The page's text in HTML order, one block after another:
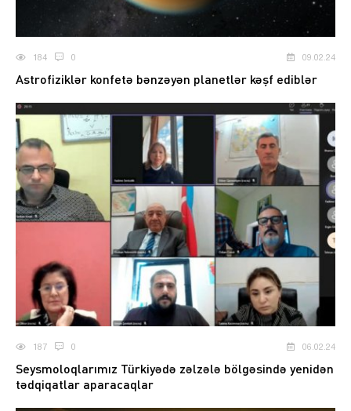
184 0 09.02.24
Astrofiziklər konfetə bənzəyən planetlər kəşf ediblər
187 0 06.02.24
Seysmoloqlarımız Türkiyədə zəlzələ bölgəsində yenidən
tədqiqatlar aparacaqlar